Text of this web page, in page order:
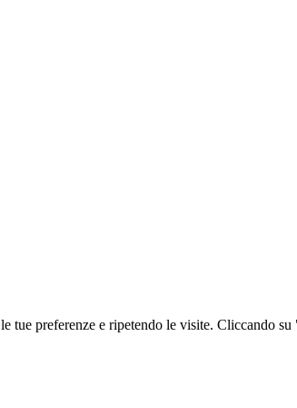
preferenze e ripetendo le visite. Cliccando